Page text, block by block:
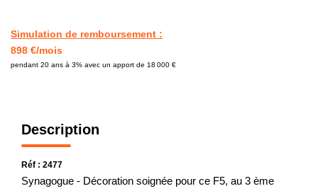
Simulation de remboursement :
898 €/mois
pendant 20 ans à 3% avec un apport de 18 000 €
Description
Réf : 2477
Synagogue - Décoration soignée pour ce F5, au 3 ème